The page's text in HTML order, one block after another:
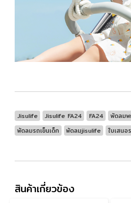
Jisulife Jisulife FA24 FA24 พัดลมพ
พัดลมรถเข็นเด็ก
พัดลมjisulife ใบเสนอ
สินค้าเกี่ยวข้อง